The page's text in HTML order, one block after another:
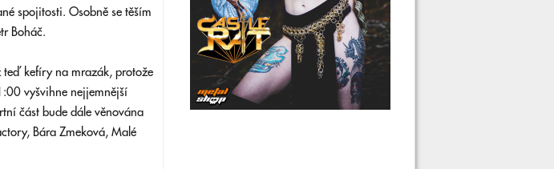
spojitosti. Osobně se těším
Boháč.
kefíry na mrazák, protože
vyšvihne nejjemnější
část bude dále věnována
Bára Zmeková, Malé